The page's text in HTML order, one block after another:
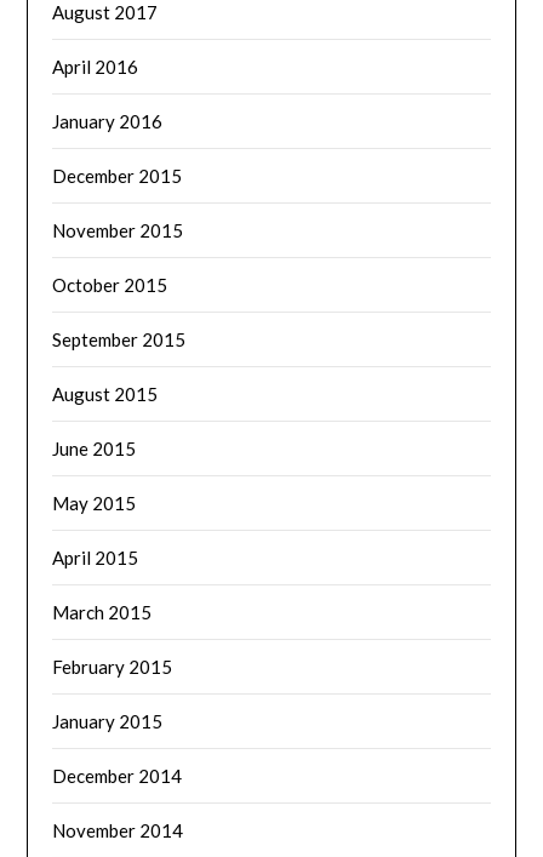
August 2017
April 2016
January 2016
December 2015
November 2015
October 2015
September 2015
August 2015
June 2015
May 2015
April 2015
March 2015
February 2015
January 2015
December 2014
November 2014